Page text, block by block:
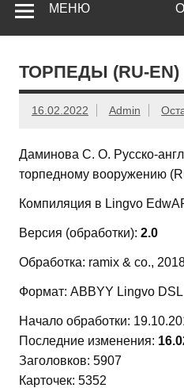
МЕНЮ
ТОРПЕДЫ (RU-EN)
16.02.2022 Admin
Даминова С. О. Русско-
торпедному вооружению
Компиляция в Lingvo
Версия (обработки): 2.0
Обработка: ramix & co.,
Формат: ABBYY Lingvo DSL
Начало обработки:
Последние изменения:
Заголовков: 5907
Карточек: 5352